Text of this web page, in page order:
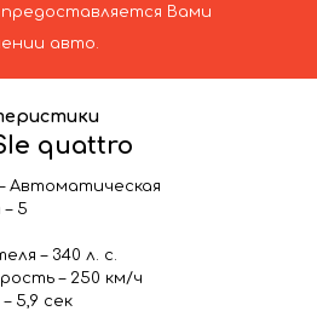
Вами
авто.
quattro
Автоматическая
5
– 340 л. с.
– 250 км/ч
5,9 сек